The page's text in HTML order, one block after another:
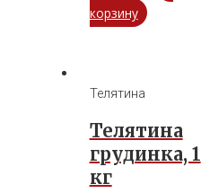
корзину
Телятина
Телятина
грудинка, 1
кг